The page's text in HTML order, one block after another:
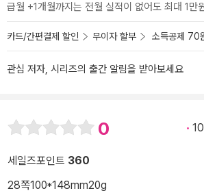
급월 +1개월까지는 전월 실적이 없어도 최대 1만
카드/간편결제 할인 무이자 할부 소득공제 70
관심 저자, 시리즈의 출간 알림을 받아보세요
0
세일즈포인트 360
28쪽100*148mm20g